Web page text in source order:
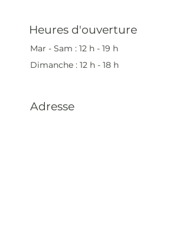
Heures d'ouverture
Mar - Sam : 12 h - 19 h
Dimanche : 12 h - 18 h
Adresse